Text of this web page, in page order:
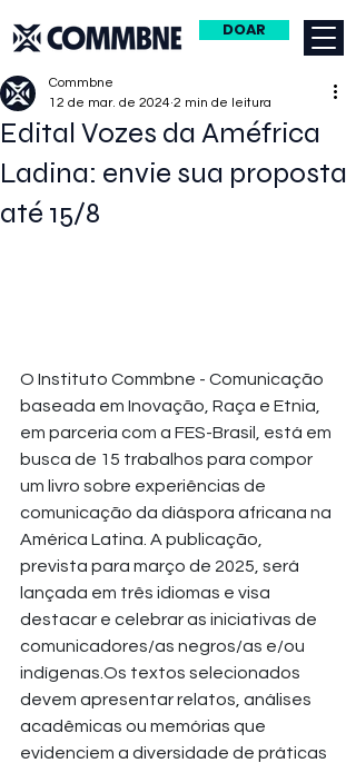
DOAR
Edital Vozes da Améfrica
Ladina: envie sua proposta
até 15/8
Commbne
12 de mar. de 2024 2 min de leitura
O Instituto Commbne - Comunicação
baseada em Inovação, Raça e Etnia,
em parceria com a FES-Brasil, está em
busca de 15 trabalhos para compor
um livro sobre experiências de
comunicação da diáspora africana na
América Latina. A publicação,
prevista para março de 2025, será
lançada em três idiomas e visa
destacar e celebrar as iniciativas de
comunicadores/as negros/as e/ou
indígenas.Os textos selecionados
devem apresentar relatos, análises
acadêmicas ou memórias que
evidenciem a diversidade de práticas